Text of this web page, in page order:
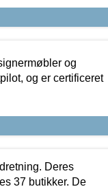
og
og er certificeret
Deres
37 butikker. De